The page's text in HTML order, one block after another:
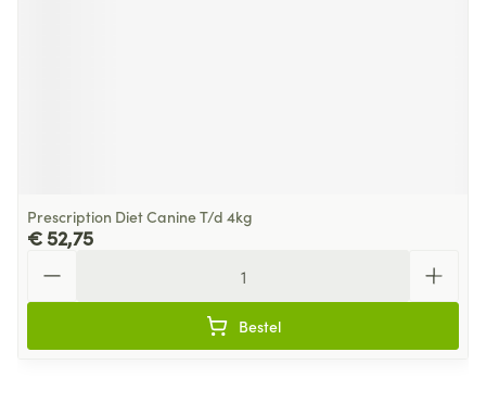
Prescription Diet Canine T/d 4kg
€ 52,75
Bestel